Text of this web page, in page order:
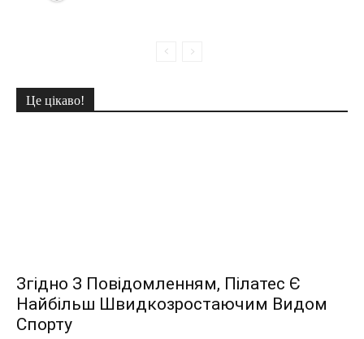
Це цікаво!
Згідно З Повідомленням, Пілатес Є
Найбільш Швидкозростаючим Видом
Спорту